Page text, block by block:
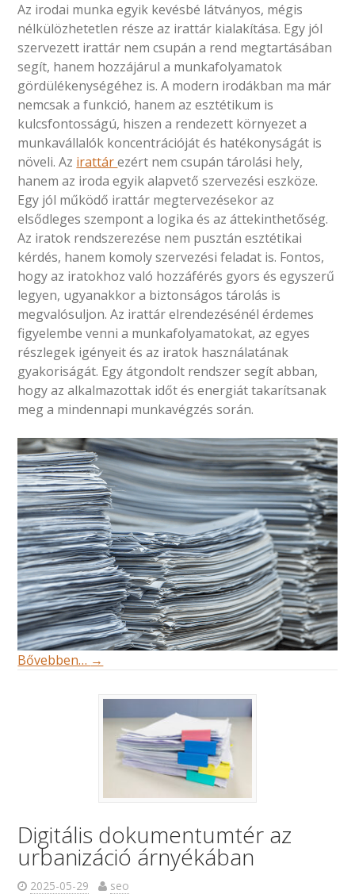
Az irodai munka egyik kevésbé látványos, mégis
nélkülözhetetlen része az irattár kialakítása. Egy jól
szervezett irattár nem csupán a rend megtartásában
segít, hanem hozzájárul a munkafolyamatok
gördülékenységéhez is. A modern irodákban ma már
nemcsak a funkció, hanem az esztétikum is
kulcsfontosságú, hiszen a rendezett környezet a
munkavállalók koncentrációját és hatékonyságát is
növeli. Az irattárezért nem csupán tárolási hely,
hanem az iroda egyik alapvető szervezési eszköze.
Egy jól működő irattár megtervezésekor az
elsődleges szempont a logika és az áttekinthetőség.
Az iratok rendszerezése nem pusztán esztétikai
kérdés, hanem komoly szervezési feladat is. Fontos,
hogy az iratokhoz való hozzáférés gyors és egyszerű
legyen, ugyanakkor a biztonságos tárolás is
megvalósuljon. Az irattár elrendezésénél érdemes
figyelembe venni a munkafolyamatokat, az egyes
részlegek igényeit és az iratok használatának
gyakoriságát. Egy átgondolt rendszer segít abban,
hogy az alkalmazottak időt és energiát takarítsanak
meg a mindennapi munkavégzés során.
Bővebben… →
Digitális dokumentumtér az
urbanizáció árnyékában
2025-05-29 seo